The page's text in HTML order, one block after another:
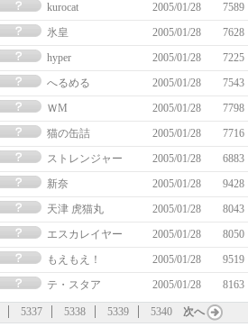
kurocat 2005/01/28
7589
氷皇 2005/01/28
7628
hyper 2005/01/28
7225
へるめる 2005/01/28
7543
ＷM 2005/01/28
7798
猫の缶詰 2005/01/28
7716
ストレンジャー 2005/01/28
6883
新奈 2005/01/28
9428
天津 虎猫丸 2005/01/28
8043
エスカレイヤー 2005/01/28
8050
もえもえ！ 2005/01/28
9519
テ・スタア 2005/01/28 8163
5337 5338 5339 5340 次へ